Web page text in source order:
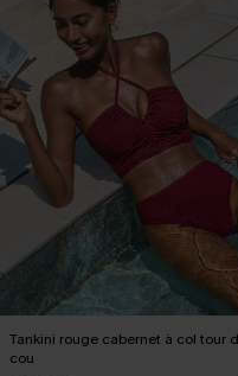
Tankini rouge cabernet à col tour
cou